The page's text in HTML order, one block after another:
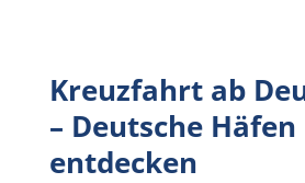
Kreuzfahrt ab
– Deutsche Häfen
entdecken